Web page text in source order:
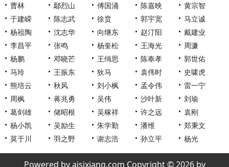
曹林
鄢烈山 傅国涌 陈嘉映
黄宗智
于建嵘
陈志武 徐贲 郭宇宽
马立诚
杨祖陶
沈志华 向继东 赵汀阳
戴建业
李昌平
张鸣 杨奎松 王海光
周濂
杨鹏
邓晓芒 王缉思 陈奉孝
郭世佑
马玲
王振东 狄马 袁伟时
史啸虎
熊培云
秋风 刘小枫 孟令伟
雷一宁
周枫
蒋兆勇 吴伟 沙叶新
刘瑜
葛剑雄
储昭根 吴稼祥 许之远
袁刚
杨小凯
吴励生 朱学勤 潘维
郑秉文
莫于川
羽之野 谢志浩 孙立平 杨光
Powered by aisixiang.com Copyright © 2026 by